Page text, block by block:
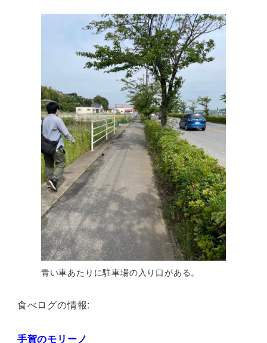
青い車あたりに駐車場の入り口がある。
食べログの情報:
手賀のモリーノ